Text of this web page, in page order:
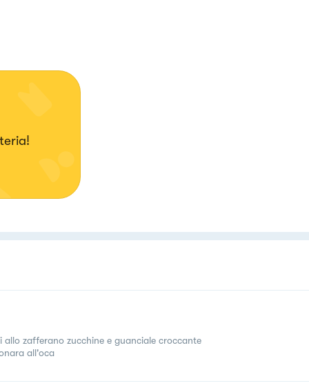
allo zafferano zucchine e guanciale croccante
all'oca